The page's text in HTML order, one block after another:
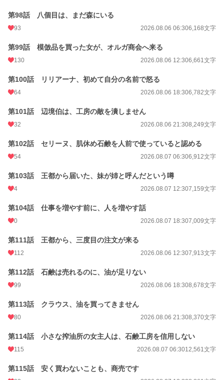
第98話 八個目は、まだ森にいる
93 2026.08.06 06:306,168文字
第99話 模倣品を買った女が、オルガ商会へ来る
130 2026.08.06 12:306,661文字
第100話 リリアーナ、初めて自分の名前で怒る
64 2026.08.06 18:306,782文字
第101話 辺境伯は、工房の敵を潰しません
32 2026.08.06 21:308,249文字
第102話 セリーヌ、肌休め石鹸を人前で使っていると認める
54 2026.08.07 06:306,912文字
第103話 王都から届いた、妹が姉と呼んだという噂
4 2026.08.07 12:307,159文字
第104話 仕事を増やす前に、人を増やす話
0 2026.08.07 18:307,009文字
第111話 王都から、三度目の注文が来る
112 2026.08.06 12:307,913文字
第112話 石鹸は売れるのに、油が足りない
99 2026.08.06 18:308,678文字
第113話 クラウス、油を買ってきません
80 2026.08.06 21:308,370文字
第114話 小さな搾油所の女主人は、石鹸工房を信用しない
115 2026.08.07 06:3012,561文字
第115話 安く買わないことも、商売です